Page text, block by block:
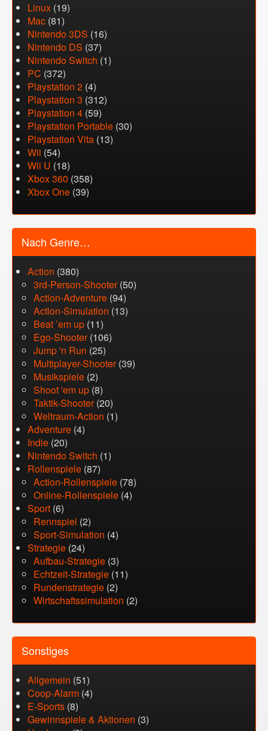
Linux (19)
Mac (81)
Nintendo 3DS (16)
Nintendo DS (37)
Nintendo Switch (1)
PC (372)
Playstation 2 (4)
Playstation 3 (312)
Playstation 4 (59)
Playstation Portable (30)
Playstation Vita (13)
Wii (54)
Wii U (18)
Xbox 360 (358)
Xbox One (39)
Nach Genre…
Action (380)
3rd-Person-Shooter(50)
Action-Adventure (94)
Action-Simulation (13)
Beat ’em up (11)
Ego-Shooter(106)
Jump 'n Run (25)
Multiplayer-Shooter(39)
Musikspiele (2)
Shoot 'em up (8)
Taktik-Shooter(20)
Weltraum-Action (1)
Adventure (4)
Indie (20)
Nintendo Switch (1)
Rollenspiele (87)
Action-Rollenspiele (78)
Online-Rollenspiele (4)
Sport (6)
Rennspiel (2)
Sport-Simulation (4)
Strategie (24)
Aufbau-Strategie (3)
Echtzeit-Strategie (11)
Rundenstrategie (2)
Wirtschaftssimulation (2)
Sonstiges
Allgemein (51)
Coop-Alarm (4)
E-Sports (8)
Gewinnspiele & Aktionen (3)